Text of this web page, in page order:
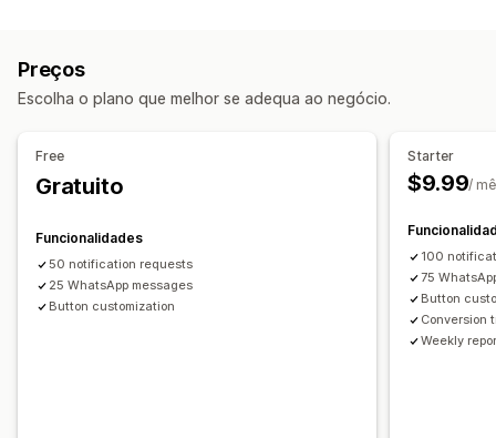
Personalização
Definições de alerta
Modelos de notificação
Análise de dados e relatórios
Procura dos clientes
Preços
Escolha o plano que melhor se adequa ao negócio.
Free
Gratuito
Funcionalidades
50 notification requests
25 WhatsApp messages
Button customization
Starter
$9.99/
100
75
Button
Conversion
Weekly